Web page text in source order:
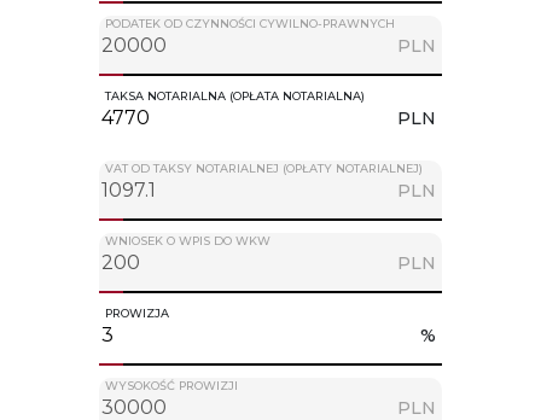
PODATEK OD CZYNNOŚCI CYWILNO-PRAWNYCH
PLN
TAKSA NOTARIALNA (OPŁATA NOTARIALNA)
PLN
VAT OD TAKSY NOTARIALNEJ (OPŁATY NOTARIALNEJ)
PLN
WNIOSEK O WPIS DO WKW
PLN
PROWIZJA
%
WYSOKOŚĆ PROWIZJI
PLN